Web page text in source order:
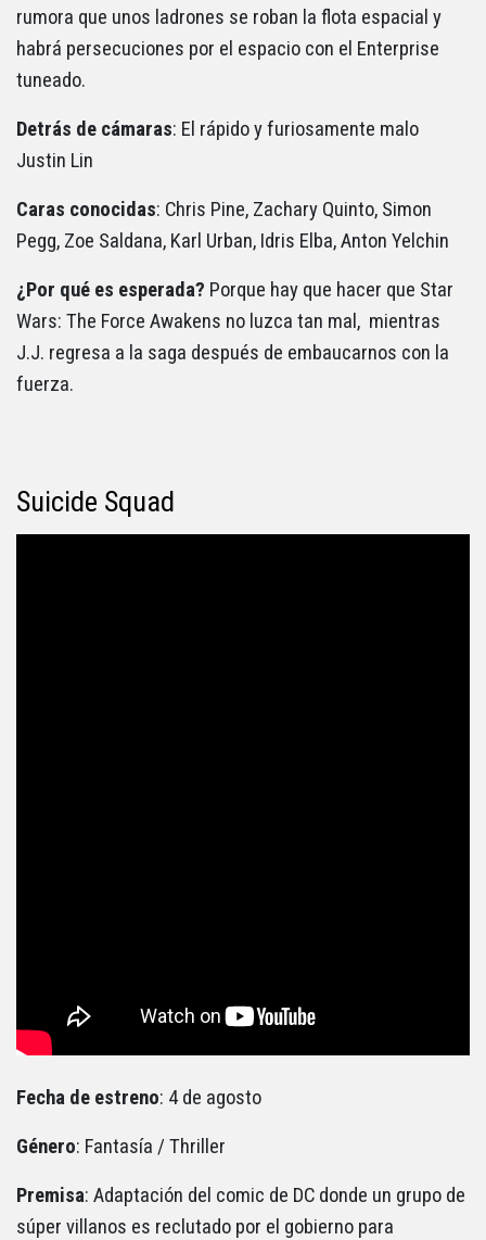
rumora que unos ladrones se roban la flota espacial y
habrá persecuciones por el espacio con el Enterprise
tuneado.
Detrás de cámaras: El rápido y furiosamente malo
Justin Lin
Caras conocidas: Chris Pine, Zachary Quinto, Simon
Pegg, Zoe Saldana, Karl Urban, Idris Elba, Anton Yelchin
¿Por qué es esperada? Porque hay que hacer que Star
Wars: The Force Awakens no luzca tan mal, mientras
J.J. regresa a la saga después de embaucarnos con la
fuerza.
Suicide Squad
Fecha de estreno: 4 de agosto
Género: Fantasía / Thriller
Premisa: Adaptación del comic de DC donde un grupo de
súper villanos es reclutado por el gobierno para